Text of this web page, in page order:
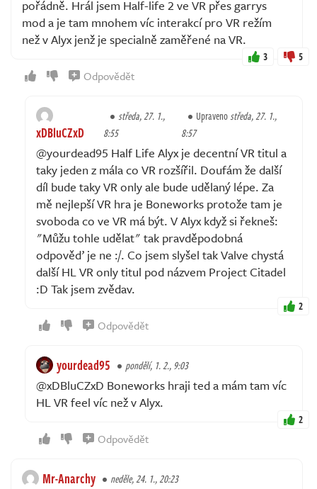
pořádně. Hrál jsem Half-life 2 ve VR přes garrys
mod a je tam mnohem víc interakcí pro VR režím
než v Alyx jenž je specialně zaměřené na VR.
3 5
Odpovědět
xDBluCZxD
středa, 27. 1.,
8:55
Upravenostředa, 27. 1.,
8:57
@yourdead95 Half Life Alyx je decentní VR titul a
taky jeden z mála co VR rozšířil. Doufám že další
díl bude taky VR only ale bude udělaný lépe. Za
mě nejlepší VR hra je Boneworks protože tam je
svoboda co ve VR má být. V Alyx když si řekneš:
"Můžu tohle udělat" tak pravděpodobná
odpověď je ne :/. Co jsem slyšel tak Valve chystá
další HL VR only titul pod názvem Project Citadel
:D Tak jsem zvědav.
2
Odpovědět
yourdead95 pondělí, 1. 2., 9:03
@xDBluCZxD Boneworks hraji ted a mám tam víc
HL VR feel víc než v Alyx.
2
Odpovědět
Mr-Anarchy neděle, 24. 1., 20:23